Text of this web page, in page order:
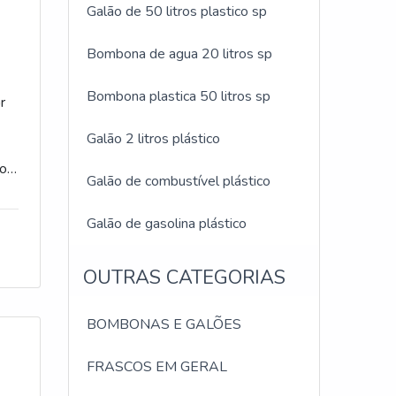
Galão de 50 litros plastico sp
Bombona de agua 20 litros sp
Bombona plastica 50 litros sp
Galão 2 litros plástico
Galão de combustível plástico
Galão de gasolina plástico
OUTRAS CATEGORIAS
BOMBONAS E GALÕES
FRASCOS EM GERAL